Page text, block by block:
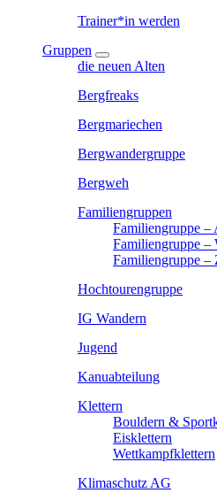
Trainer*in werden
Gruppen
die neuen Alten
Bergfreaks
Bergmariechen
Bergwandergruppe
Bergweh
Familiengruppen
Familiengruppe –
Familiengruppe –
Familiengruppe –
Hochtourengruppe
IG Wandern
Jugend
Kanuabteilung
Klettern
Bouldern &
Eisklettern
Wettkampfklettern
Klimaschutz AG